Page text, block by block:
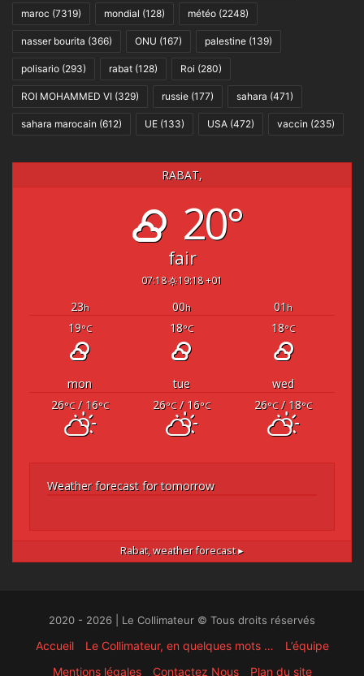
maroc (7319) mondial (128) météo (2248)
nasser bourita (366) ONU (167) palestine (139)
polisario (293) rabat (128) Roi (280)
ROI MOHAMMED VI (329) russie (177) sahara (471)
sahara marocain (612) UE (133) USA (472) vaccin (235)
RABAT,
20°
fair
07:18 19:18 +01
23h 00h 01 h
19°C 18°C 18°C
mon tue
wed
26°C/ 16°C 26°C/ 16°C 26°C/ 18°C
Weather forecast for tomorrow
Rabat,weather forecast ▸
2020 - 2026 | Le Collimateur © Tous droits réservés
Accueil Le Collimateur, en quelques mots …
L’équipe
Mentions légales
Contactez Nous Plan du site